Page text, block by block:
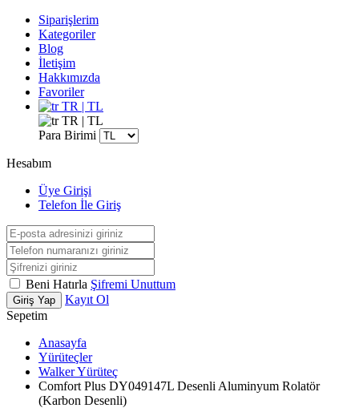
Siparişlerim
Kategoriler
Blog
İletişim
Hakkımızda
Favoriler
TR | TL
TR | TL
Para Birimi
Hesabım
Üye Girişi
Telefon İle Giriş
Beni Hatırla Şifremi Unuttum
Giriş Yap
Kayıt Ol
Sepetim
Anasayfa
Yürüteçler
Walker Yürüteç
Comfort Plus DY049147L Desenli Aluminyum Rolatör
(Karbon Desenli)